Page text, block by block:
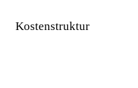
Kostenstruktur